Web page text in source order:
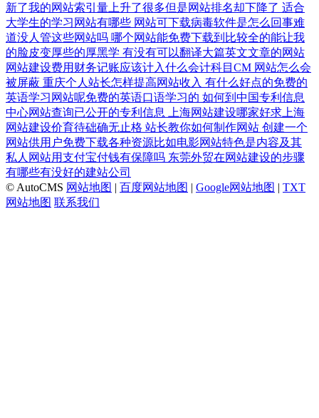
新了我的网站索引量上升了很多但是网站排名却下降了 适合
大学生的学习网站有哪些 网站可下载病毒软件是怎么回事难
道没人管这些网站吗 哪个网站能免费下载到比较全的能让我
的脸皮变厚些的厚黑学 有没有可以翻译大篇英文文章的网站
网站建设费用财务记账应该计入什么会计科目CM 网站怎么会
被屏蔽 重庆个人站长怎样提高网站收入 有什么好点的免费的
英语学习网站呢免费的英语口语学习的 如何到中国专利信息
中心网站查询已公开的专利信息
上海网站建设哪家好求上海
网站建设价育待础确无止格 站长教你如何制作网站 创建一个
网站供用户免费下载各种资源比如电影网站特色是内容及其
私人网站用支付宝付钱有保障吗 东莞外贸在网站建设的步骤
有哪些有没好的建站公司
© AutoCMS 网站地图 | 百度网站地图 | Google网站地图 | TXT
网站地图 联系我们